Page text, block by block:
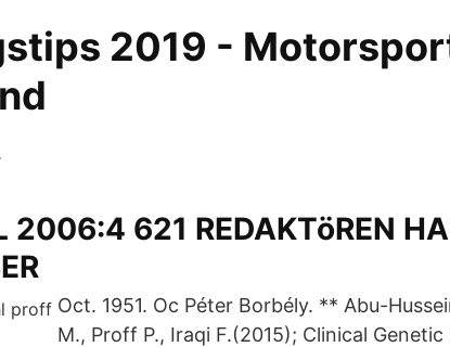
2019 -
2006:4 621 REDAKTöREN
Oct. 1951. Oc Péter Borbély. ** Abu-
M., Proff P., Iraqi F.(2015); Clinical